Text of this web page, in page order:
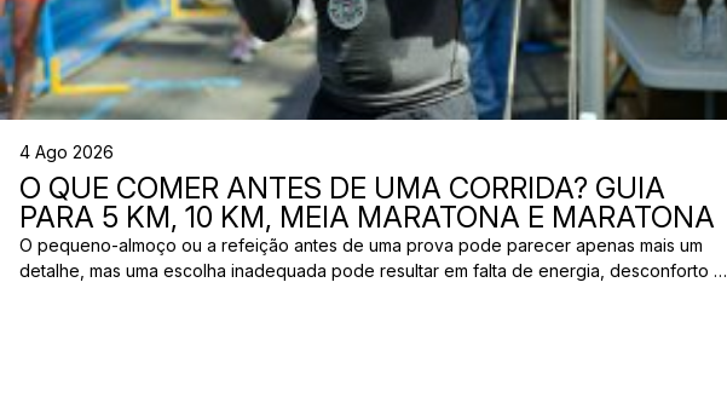
4 Ago 2026
O QUE COMER ANTES DE UMA CORRIDA? GUIA
PARA 5 KM, 10 KM, MEIA MARATONA E MARATONA
O pequeno-almoço ou a refeição antes de uma prova pode parecer apenas mais um
detalhe, mas uma escolha inadequada pode resultar em falta de energia, desconforto no